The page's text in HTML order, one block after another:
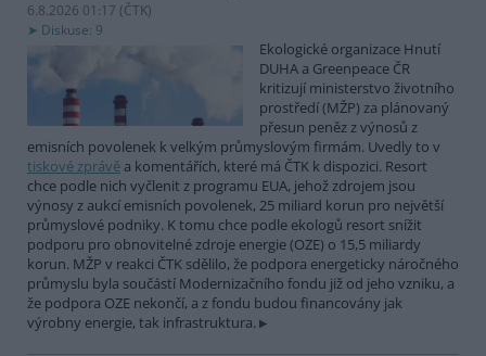
6.8.2026 01:17 (ČTK)
Diskuse: 9
Ekologické organizace Hnutí
DUHA a Greenpeace ČR
kritizují ministerstvo životního
prostředí (MŽP) za plánovaný
přesun peněz z výnosů z
emisních povolenek k velkým průmyslovým firmám. Uvedly to v
tiskové zprávě a komentářích, které má ČTK k dispozici. Resort
chce podle nich vyčlenit z programu EUA, jehož zdrojem jsou
výnosy z aukcí emisních povolenek, 25 miliard korun pro největší
průmyslové podniky. K tomu chce podle ekologů resort snížit
podporu pro obnovitelné zdroje energie (OZE) o 15,5 miliardy
korun. MŽP v reakci ČTK sdělilo, že podpora energeticky náročného
průmyslu byla součástí Modernizačního fondu již od jeho vzniku, a
že podpora OZE nekončí, a z fondu budou financovány jak
výrobny energie, tak infrastruktura.